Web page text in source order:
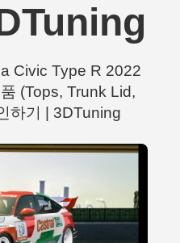
Civic Type R 2022
(Tops, Trunk Lid,
하기 | 3DTuning